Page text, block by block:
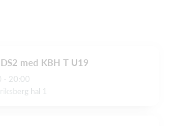
med KBH T U19
- 20:00
hal 1